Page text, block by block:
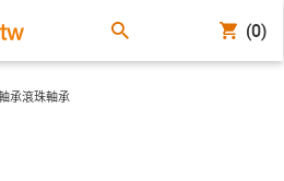
(0)
arrow-right
承滾珠軸承